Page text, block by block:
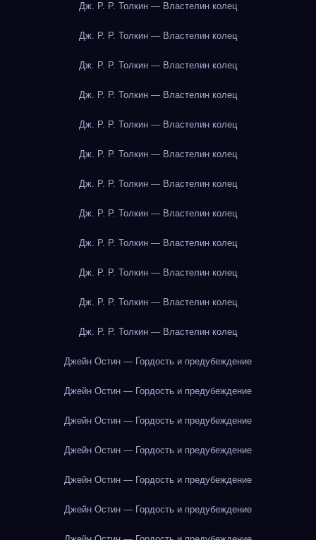
Дж. Р. Р. Толкин — Властелин колец
Дж. Р. Р. Толкин — Властелин колец
Дж. Р. Р. Толкин — Властелин колец
Дж. Р. Р. Толкин — Властелин колец
Дж. Р. Р. Толкин — Властелин колец
Дж. Р. Р. Толкин — Властелин колец
Дж. Р. Р. Толкин — Властелин колец
Дж. Р. Р. Толкин — Властелин колец
Дж. Р. Р. Толкин — Властелин колец
Дж. Р. Р. Толкин — Властелин колец
Дж. Р. Р. Толкин — Властелин колец
Дж. Р. Р. Толкин — Властелин колец
Джейн Остин — Гордость и предубеждение
Джейн Остин — Гордость и предубеждение
Джейн Остин — Гордость и предубеждение
Джейн Остин — Гордость и предубеждение
Джейн Остин — Гордость и предубеждение
Джейн Остин — Гордость и предубеждение